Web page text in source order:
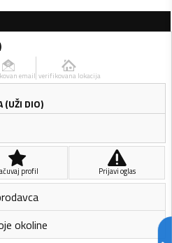
email verifikovana lokacija
(UŽI DIO)
profil Prijavi oglas
okoline